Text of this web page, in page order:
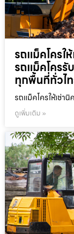
รถแม็คโครใ
รถแม็คโครรั
ทุกพื้นที่ทั่วไ
รถแม็คโครให้เช่า
ดูเพิ่มเติม »